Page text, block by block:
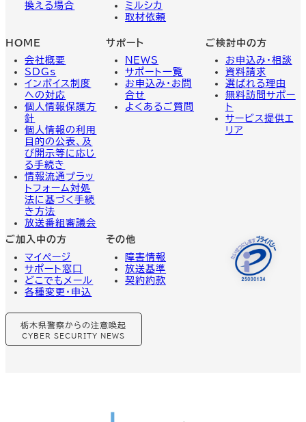
換える場合
ミルシカ
取材依頼
HOME
会社概要
SDGs
インボイス制度
への対応
個人情報保護方
針
個人情報の利用
目的の公表、及
び開示等に応じ
る手続き
情報流通プラッ
トフォーム対処
法に基づく手続
き方法
放送番組審議会
サポート
NEWS
サポート一覧
お申込み・お問
合せ
よくあるご質問
ご検討中の方
お申込み・相談
資料請求
選ばれる理由
無料訪問サポー
ト
サービス提供エ
リア
ご加入中の方
マイページ
サポート窓口
どこでもメール
各種変更・申込
その他
障害情報
放送基準
契約約款
栃木県警察からの注意喚起
CYBER SECURITY NEWS
グ
プ